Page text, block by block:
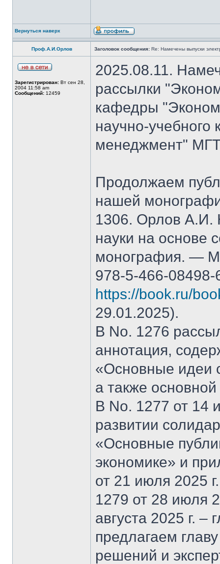
Вернуться наверх
Проф.А.И.Орлов Заголовок сообщения: Re: Намечены выпуски
Зарегистрирован: Вт сен 28,
2004 11:58 am
Сообщений: 12459
2025.08.11.
рассылки
кафедры
научно-
менеджмент"
Продолжаем
нашей
1306. Орлов А.И.
науки на основе
монография. —
978-5-466-
https://book.ru/
29.01.2025).
В No. 1276
аннотация,
«Основные идеи
а также
В No. 1277 от 14
развитии
«Основные
экономике» и
от 21 июля 2025
1279 от 28 июля
августа 2025 г.
предлагаем
решений и